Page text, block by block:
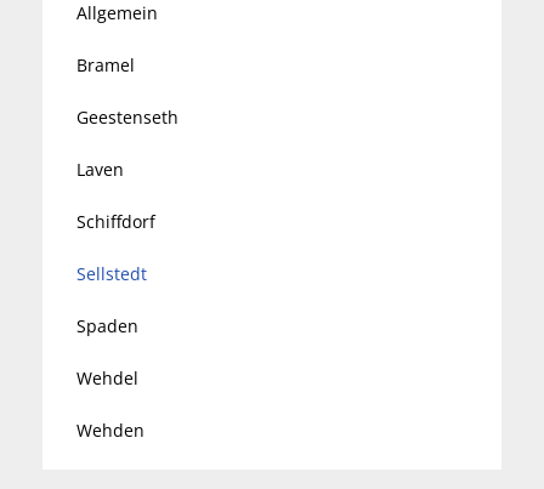
Allgemein
Bramel
Geestenseth
Laven
Schiffdorf
Sellstedt
Spaden
Wehdel
Wehden